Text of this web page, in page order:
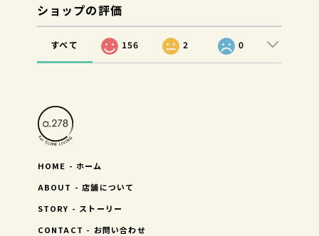
ショップの評価
すべて 156 2 0
HOME - ホーム
ABOUT - 店舗について
STORY - ストーリー
CONTACT - お問い合わせ